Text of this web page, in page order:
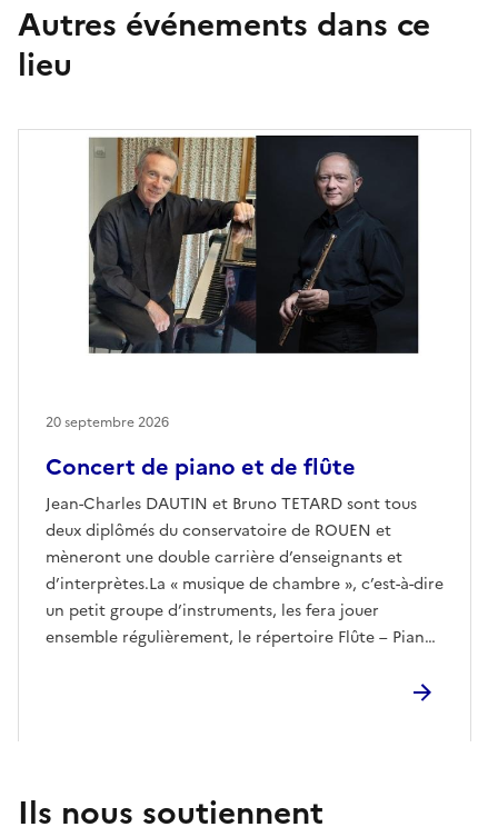
Autres événements dans ce
lieu
Concert de piano et de flûte
Jean-Charles DAUTIN et Bruno TETARD sont tous
deux diplômés du conservatoire de ROUEN et
mèneront une double carrière d’enseignants et
d’interprètes.La « musique de chambre », c’est-à-dire
un petit groupe d’instruments, les fera jouer
ensemble régulièrement, le répertoire Flûte – Piano
aujourd’hui un programme varié et distrayant où la
à laquelle s’est adjoint l’association des Amis du
patrimoine des Authieux - Ratiéville pour participer
20 septembre 2026
Ils nous soutiennent